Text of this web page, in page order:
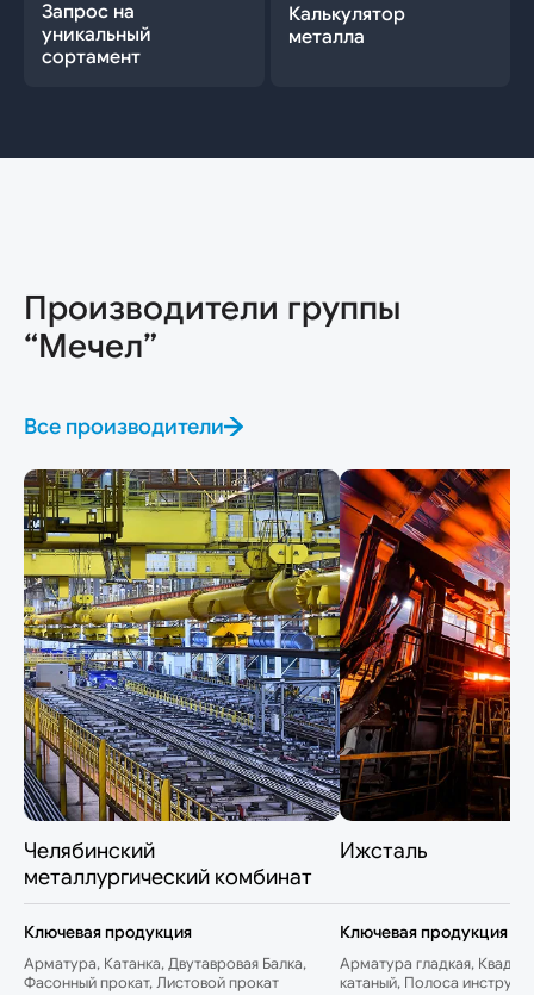
Запрос на
уникальный
сортамент
Калькулятор
металла
Производители группы
“Мечел”
Все производители
Челябинский
металлургический комбинат
Ключевая продукция
Арматура, Катанка, Двутавровая Балка,
Фасонный прокат, Листовой прокат
Ижсталь
Ключевая продукция
Арматура гладкая,
катаный, Полоса